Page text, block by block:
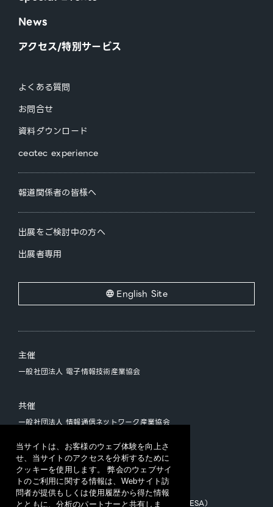
当サイトは、お客様のウェブ体験を向上さ
せ、当サイトのアクセスを分析するために
クッキーを使用します。 弊会のウェブサイ
トのご利用に関する情報は、Webサイト訪
問者が提供もしくは使用履歴から得た情報
とともに、分析のパートナーと共有しま
News
アクセス/特別サービス
よくある質問
お問合せ
資料ダウンロード
ceatec experience
報道関係者の皆様へ
出展をご検討中の方へ
出展者専用
English Site
主催
一般社団法人 電子情報技術産業協会
共催
一般社団法人 情報通信ネットワーク産業協会
一般社団法人 ソフトウェア協会
運営
CEATEC 運営事務局
（一般社団法人日本エレクトロニクスショー協会/JESA）